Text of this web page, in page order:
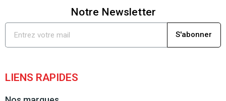
Notre Newsletter
S'abonner
LIENS RAPIDES